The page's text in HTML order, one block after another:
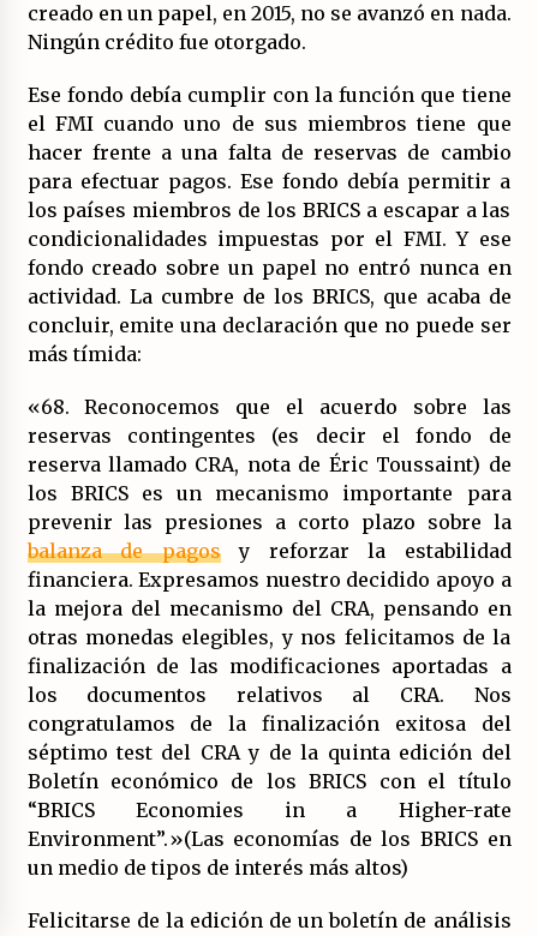
creado en un papel, en 2015, no se avanzó en nada.
Ningún crédito fue otorgado.
Ese fondo debía cumplir con la función que tiene
el FMI cuando uno de sus miembros tiene que
hacer frente a una falta de reservas de cambio
para efectuar pagos. Ese fondo debía permitir a
los países miembros de los BRICS a escapar a las
condicionalidades impuestas por el FMI. Y ese
fondo creado sobre un papel no entró nunca en
actividad. La cumbre de los BRICS, que acaba de
concluir, emite una declaración que no puede ser
más tímida:
«68. Reconocemos que el acuerdo sobre las
reservas contingentes (es decir el fondo de
reserva llamado CRA, nota de Éric Toussaint) de
los BRICS es un mecanismo importante para
prevenir las presiones a corto plazo sobre la
balanza de pagosy reforzar la estabilidad
financiera. Expresamos nuestro decidido apoyo a
la mejora del mecanismo del CRA, pensando en
otras monedas elegibles, y nos felicitamos de la
finalización de las modificaciones aportadas a
los documentos relativos al CRA. Nos
congratulamos de la finalización exitosa del
séptimo test del CRA y de la quinta edición del
Boletín económico de los BRICS con el título
“BRICS Economies in a Higher-rate
Environment”.»(Las economías de los BRICS en
un medio de tipos de interés más altos)
Felicitarse de la edición de un boletín de análisis